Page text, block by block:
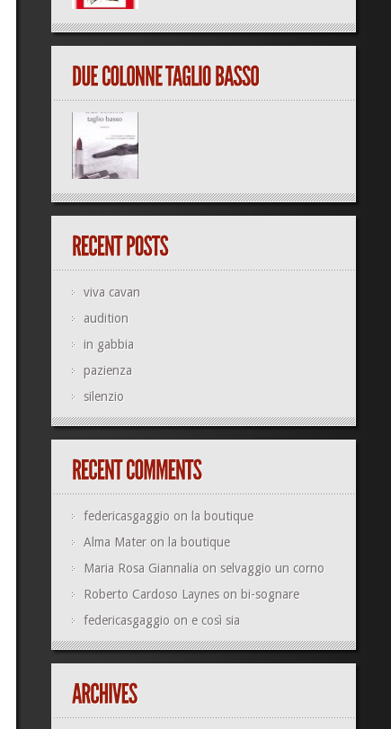
viva cavan
audition
in gabbia
pazienza
silenzio
federicasgaggioon la boutique
Alma Materon la boutique
Maria Rosa Giannalia on selvaggio un corno
Roberto Cardoso Layneson bi-sognare
federicasgaggioon e così sia